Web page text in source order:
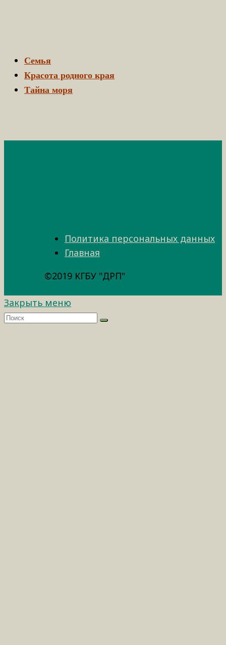
Семья
Красота родного края
Тайна моря
Политика персональных данных
Главная
©2019 КГБУ "ДРП"
Закрыть меню